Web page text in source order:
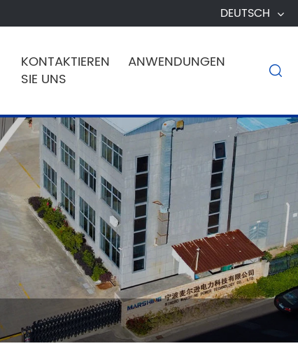
DEUTSCH
KONTAKTIEREN
SIE UNS
ANWENDUNGEN 